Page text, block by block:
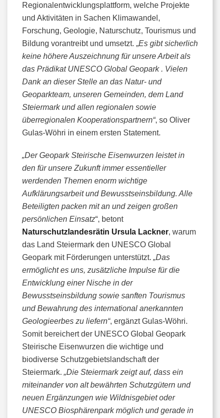
Regionalentwicklungsplattform, welche Projekte
und Aktivitäten in Sachen Klimawandel,
Forschung, Geologie, Naturschutz, Tourismus und
Bildung vorantreibt und umsetzt. „Es gibt sicherlich
keine höhere Auszeichnung für unsere Arbeit als
das Prädikat UNESCO Global Geopark . Vielen
Dank an dieser Stelle an das Natur- und
Geoparkteam, unseren Gemeinden, dem Land
Steiermark und allen regionalen sowie
überregionalen Kooperationspartnern“, so Oliver
Gulas-Wöhri in einem ersten Statement.
„Der Geopark Steirische Eisenwurzen leistet in
den für unsere Zukunft immer essentieller
werdenden Themen enorm wichtige
Aufklärungsarbeit und Bewusstseinsbildung. Alle
Beteiligten packen mit an und zeigen großen
persönlichen Einsatz“, betont
Naturschutzlandesrätin Ursula Lackner, warum
das Land Steiermark den UNESCO Global
Geopark mit Förderungen unterstützt. „Das
ermöglicht es uns, zusätzliche Impulse für die
Entwicklung einer Nische in der
Bewusstseinsbildung sowie sanften Tourismus
und Bewahrung des international anerkannten
Geologieerbes zu liefern“, ergänzt Gulas-Wöhri.
Somit bereichert der UNESCO Global Geopark
Steirische Eisenwurzen die wichtige und
biodiverse Schutzgebietslandschaft der
Steiermark. „Die Steiermark zeigt auf, dass ein
miteinander von alt bewährten Schutzgütern und
neuen Ergänzungen wie Wildnisgebiet oder
UNESCO Biosphärenpark möglich und gerade in